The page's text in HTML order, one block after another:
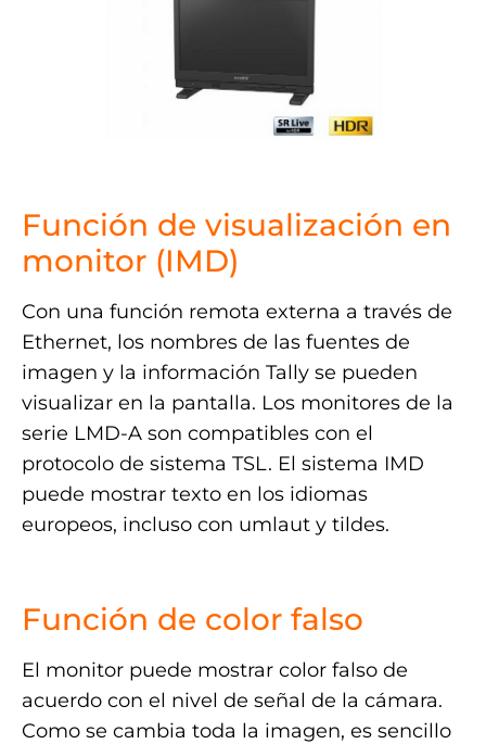
Función de visualización en
monitor (IMD)
Con una función remota externa a través de
Ethernet, los nombres de las fuentes de
imagen y la información Tally se pueden
visualizar en la pantalla. Los monitores de la
serie LMD-A son compatibles con el
protocolo de sistema TSL. El sistema IMD
puede mostrar texto en los idiomas
europeos, incluso con umlaut y tildes.
Función de color falso
El monitor puede mostrar color falso de
acuerdo con el nivel de señal de la cámara.
Como se cambia toda la imagen, es sencillo